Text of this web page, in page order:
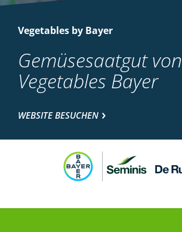
Vegetables by Bayer
Gemüsesaatgut von
Vegetables Bayer
WEBSITE BESUCHEN